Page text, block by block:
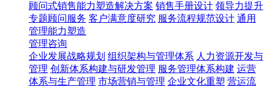
顾问式销售能力塑造解决方案 销售手册设计 领导力提升
专题顾问服务 客户满意度研究 服务流程规范设计 通用
管理能力塑造
管理咨询
企业发展战略规划 组织架构与管理体系 人力资源开发与
管理 创新体系构建与研发管理 服务管理体系构建 运营
体系与生产管理 市场营销与管理 企业文化重塑 营运流